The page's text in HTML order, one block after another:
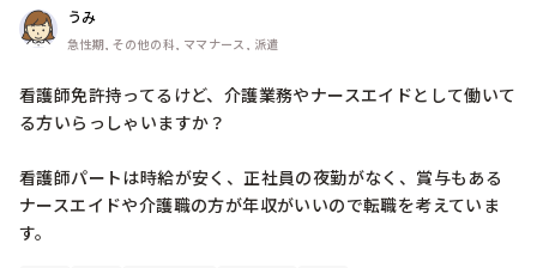
うみ
急性期, その他の科, ママナース, 派遣
看護師免許持ってるけど、介護業務やナースエイドとして働いて
る方いらっしゃいますか？
看護師パートは時給が安く、正社員の夜勤がなく、賞与もある
ナースエイドや介護職の方が年収がいいので転職を考えていま
す。